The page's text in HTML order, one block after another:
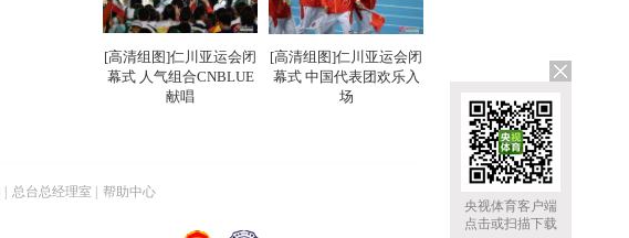
央视体育客户端
点击或扫描下载
[高清组图]仁川亚运会闭
幕式 人气组合CNBLUE
献唱
[高清组图]仁川亚运会闭
幕式 中国代表团欢乐入
场
总台总经理室 帮助中心